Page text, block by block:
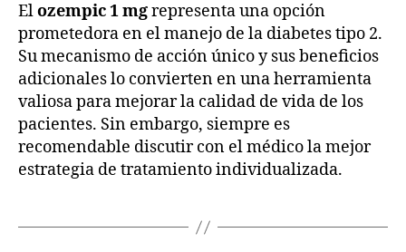
Elozempic 1 mgrepresenta una opción
prometedora en el manejo de la diabetes tipo 2.
Su mecanismo de acción único y sus beneficios
adicionales lo convierten en una herramienta
valiosa para mejorar la calidad de vida de los
pacientes. Sin embargo, siempre es
recomendable discutir con el médico la mejor
estrategia de tratamiento individualizada.